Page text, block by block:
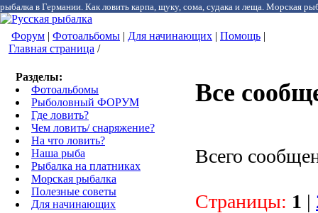
рыбалка в Германии. Как ловить карпа, щуку, сома, судака и леща. Морская
Форум | Фотоальбомы | Для начинающих | Помощь |
Главная страница /
Разделы:
Фотоальбомы
Рыболовный ФОРУМ
Где ловить?
Чем ловить/ снаряжение?
На что ловить?
Наша рыба
Рыбалка на платниках
Морская рыбалка
Полезные советы
Для начинающих
Все
Всего
Страницы: 1 |